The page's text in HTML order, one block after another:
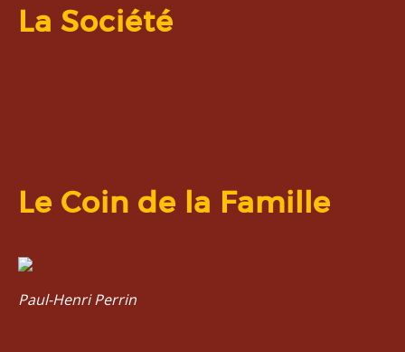
La Société
Le Coin de la Famille
Paul-Henri Perrin